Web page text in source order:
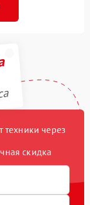
через
скидка